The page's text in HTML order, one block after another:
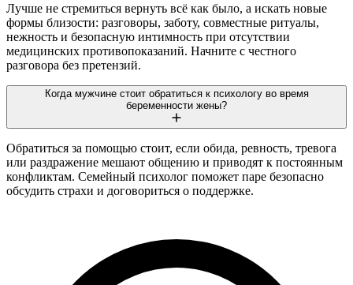
Лучше не стремиться вернуть всё как было, а искать новые
формы близости: разговоры, заботу, совместные ритуалы,
нежность и безопасную интимность при отсутствии
медицинских противопоказаний. Начните с честного
разговора без претензий.
Когда мужчине стоит обратиться к психологу во время
беременности жены?
Обратиться за помощью стоит, если обида, ревность, тревога
или раздражение мешают общению и приводят к постоянным
конфликтам. Семейный психолог поможет паре безопасно
обсудить страхи и договориться о поддержке.